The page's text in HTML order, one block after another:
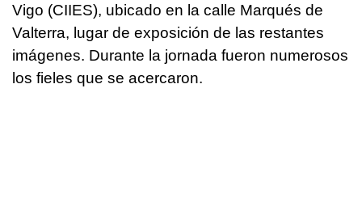
Vigo (CIIES), ubicado en la calle Marqués de
Valterra, lugar de exposición de las restantes
imágenes. Durante la jornada fueron numerosos
los fieles que se acercaron.